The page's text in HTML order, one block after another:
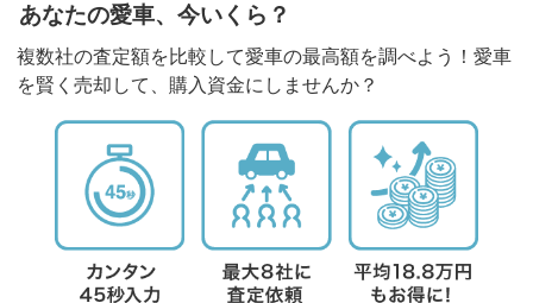
あなたの愛車、今いくら？
複数社の査定額を比較して愛車の最高額を調べよう！愛車
を賢く売却して、購入資金にしませんか？